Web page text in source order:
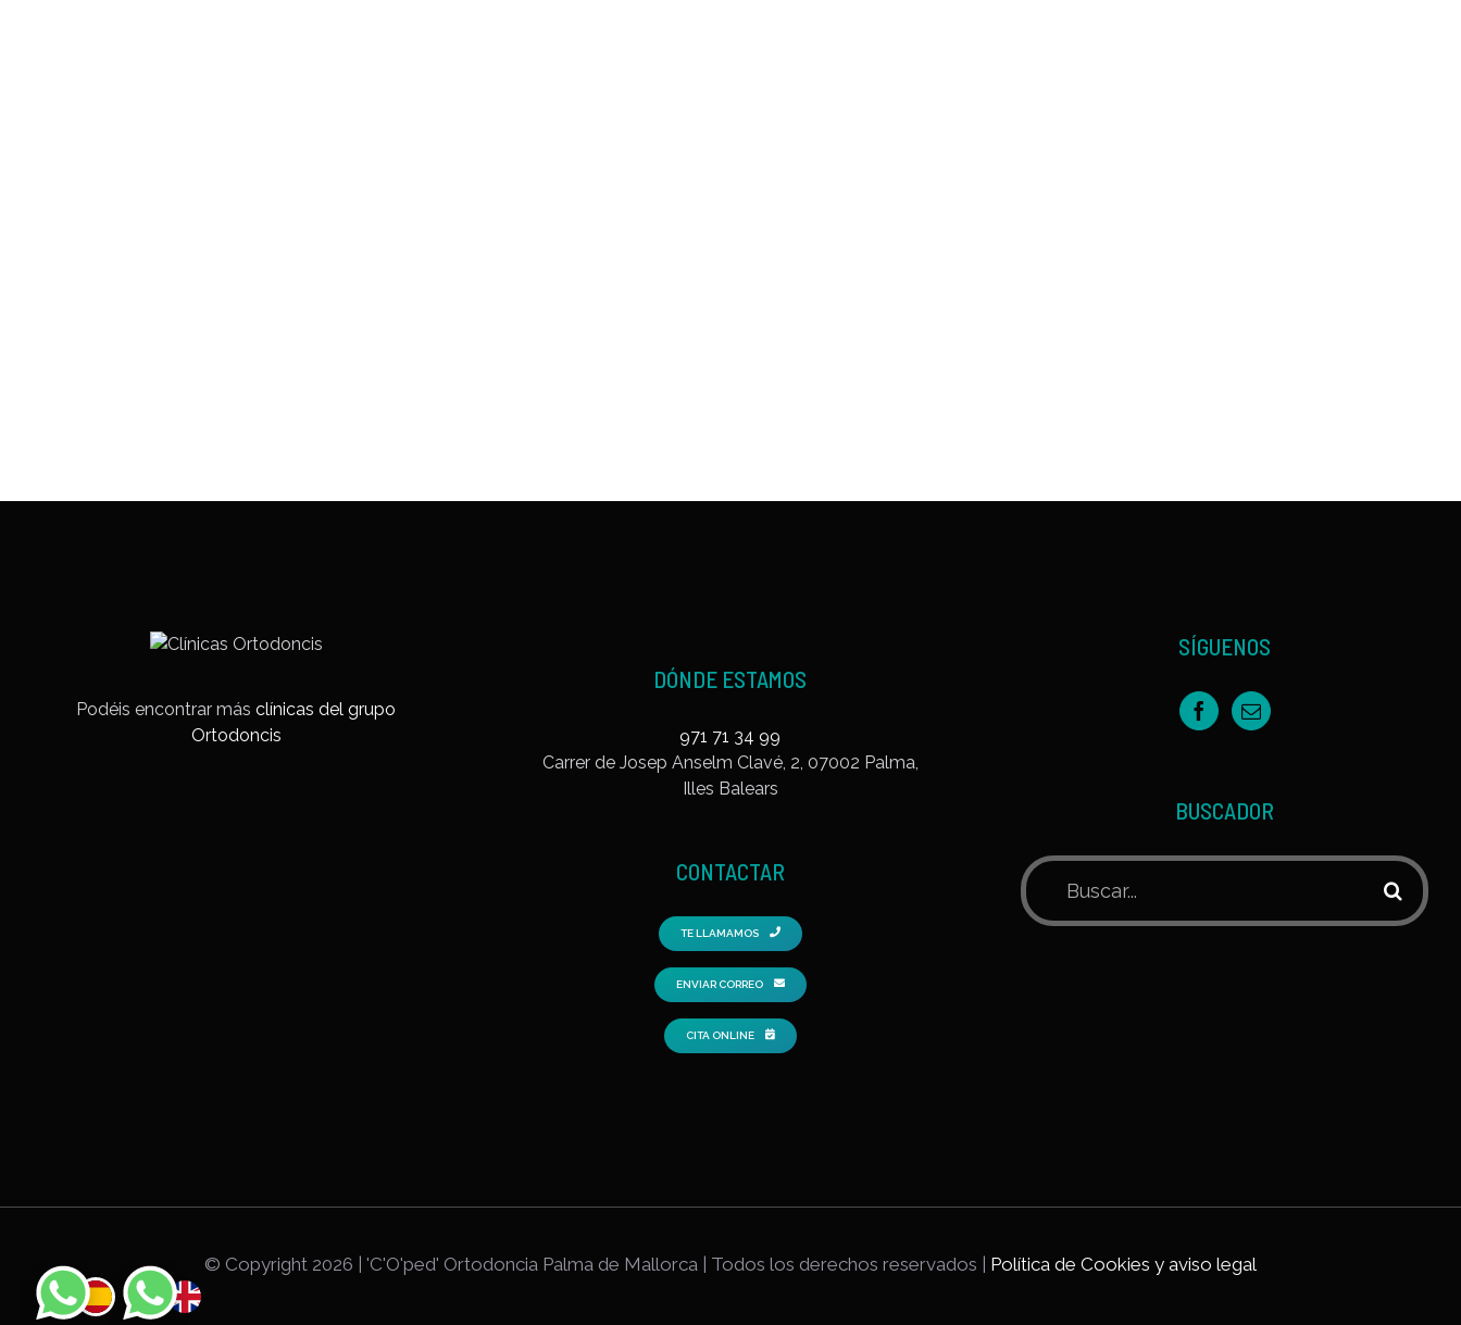
Podéis encontrar másclínicas del grupo
Ortodoncis
DÓNDE ESTAMOS
971 71 34 99
Carrer de Josep Anselm Clavé, 2, 07002 Palma,
Illes Balears
CONTACTAR
TE LLAMAMOS
ENVIAR CORREO
CITA ONLINE
SÍGUENOS
BUSCADOR
© Copyright 2026 | 'C'O'ped' Ortodoncia Palma de Mallorca | Todos los derechos reservados | Política de Cookies y aviso legal